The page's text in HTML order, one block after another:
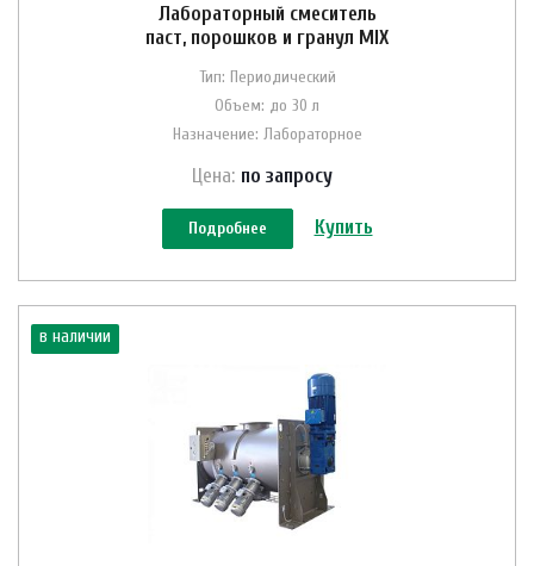
Лабораторный смеситель
паст, порошков и гранул MIX
Тип: Периодический
Объем: до 30 л
Назначение: Лабораторное
Цена: по запросу
Подробнее Купить
в наличии